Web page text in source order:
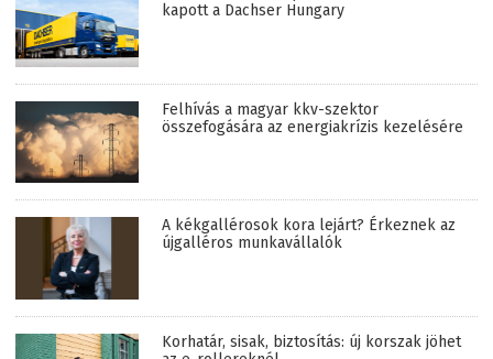
kapott a Dachser Hungary
Felhívás a magyar kkv-szektor
összefogására az energiakrízis kezelésére
A kékgallérosok kora lejárt? Érkeznek az
újgalléros munkavállalók
Korhatár, sisak, biztosítás: új korszak jöhet